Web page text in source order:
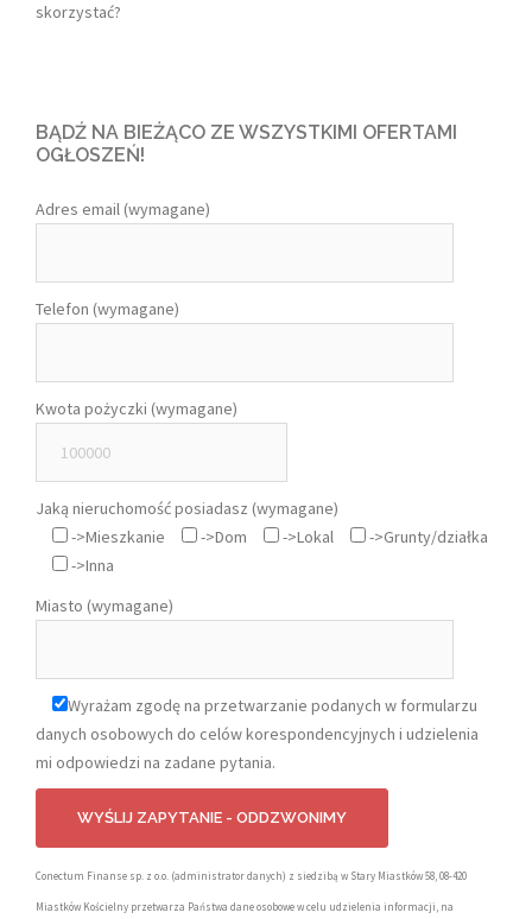
skorzystać?
BĄDŹ NA BIEŻĄCO ZE WSZYSTKIMI OFERTAMI
OGŁOSZEŃ!
Adres email (wymagane)
Telefon (wymagane)
Kwota pożyczki (wymagane)
Jaką nieruchomość posiadasz (wymagane)
->Mieszkanie
->Dom ->Lokal
->Grunty/działka
->Inna
Miasto (wymagane)
Wyrażam zgodę na przetwarzanie podanych w formularzu
danych osobowych do celów korespondencyjnych i udzielenia
mi odpowiedzi na zadane pytania.
Conectum Finanse sp. z o.o. (administrator danych) z siedzibą w Stary Miastków 58, 08-420
Miastków Kościelny przetwarza Państwa dane osobowe w celu udzielenia informacji, na